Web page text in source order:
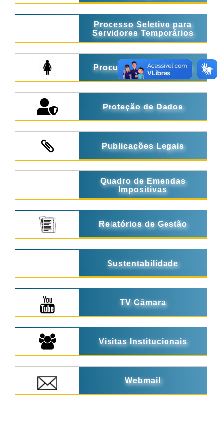
Processo Seletivo para
Servidores Temporários
Procuradoria da Mulher
Proteção de Dados
Publicações Legais
Quadro de Emendas
Impositivas
Relatórios de Gestão
Sustentabilidade
TV Câmara
Visitas Institucionais
Webmail